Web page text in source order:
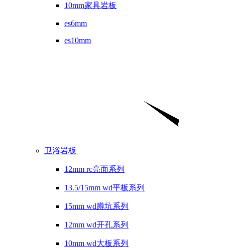
10mm家具岩板
es6mm
es10mm
卫浴岩板
12mm rc亮面系列
13.5/15mm wd平板系列
15mm wd蹲坑系列
12mm wd开孔系列
10mm wd大板系列